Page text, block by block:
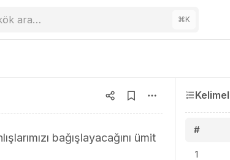
ara… ⌘K
bağışlayacağını ümit
#
1